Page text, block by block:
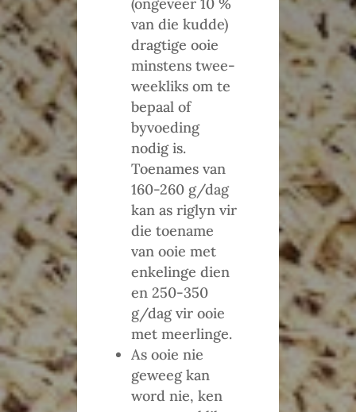
van die kudde)
dragtige ooie
minstens twee-
weekliks om te
bepaal of
byvoeding
nodig is.
Toenames van
160-260 g/dag
kan as riglyn vir
die toename
van ooie met
enkelinge dien
en 250-350
g/dag vir ooie
met meerlinge.
As ooie nie
geweeg kan
word nie, ken